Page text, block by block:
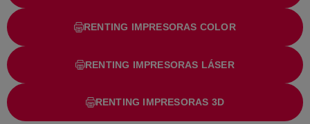
RENTING IMPRESORAS COLOR
RENTING IMPRESORAS LÁSER
RENTING IMPRESORAS 3D